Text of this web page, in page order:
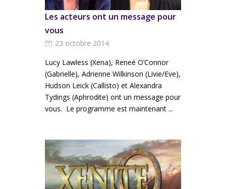
Les acteurs ont un message pour
vous
23 octobre 2014
Lucy Lawless (Xena), Reneé O’Connor
(Gabrielle), Adrienne Wilkinson (Livie/Eve),
Hudson Leick (Callisto) et Alexandra
Tydings (Aphrodite) ont un message pour
vous. Le programme est maintenant ...